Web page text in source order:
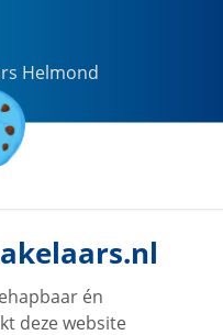
Helmond
én
deze website